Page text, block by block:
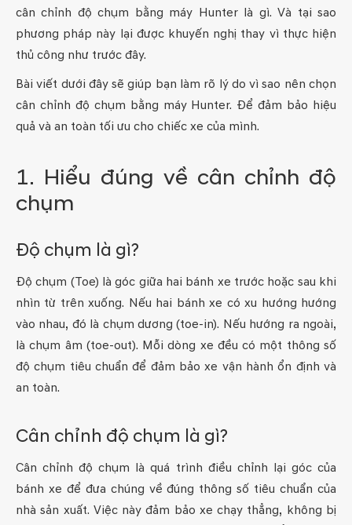
cân chỉnh độ chụm bằng máy Hunter là gì. Và tại sao
phương pháp này lại được khuyến nghị thay vì thực hiện
thủ công như trước đây.
Bài viết dưới đây sẽ giúp bạn làm rõ lý do vì sao nên chọn
cân chỉnh độ chụm bằng máy Hunter. Để đảm bảo hiệu
quả và an toàn tối ưu cho chiếc xe của mình.
1. Hiểu đúng về cân chỉnh độ
chụm
Độ chụm là gì?
Độ chụm (Toe) là góc giữa hai bánh xe trước hoặc sau khi
nhìn từ trên xuống. Nếu hai bánh xe có xu hướng hướng
vào nhau, đó là chụm dương (toe-in). Nếu hướng ra ngoài,
là chụm âm (toe-out). Mỗi dòng xe đều có một thông số
độ chụm tiêu chuẩn để đảm bảo xe vận hành ổn định và
an toàn.
Cân chỉnh độ chụm là gì?
Cân chỉnh độ chụm là quá trình điều chỉnh lại góc của
bánh xe để đưa chúng về đúng thông số tiêu chuẩn của
nhà sản xuất. Việc này đảm bảo xe chạy thẳng, không bị